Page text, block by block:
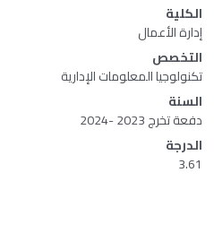
الكلية
إدارة الأعمال
التخصص
تكنولوجيا المعلومات الإدارية
السنة
دفعة تخرج 2023 -2024
الدرجة
3.61